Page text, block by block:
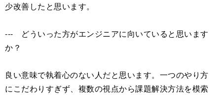
少改善したと思います。
--- どういった方がエンジニアに向いていると思います
か？
良い意味で執着心のない人だと思います。一つのやり方
にこだわりすぎず、複数の視点から課題解決方法を模索